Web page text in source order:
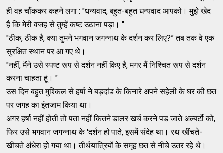
ही वह चौंककर कहने लगा : "धन्यवाद, बहुत-बहुत धन्यवाद आपको। मुझे खेद
है कि मेरी वजह से तुम्हें कष्ट उठाना पड़ा। "
"ठीक, ठीक है, क्या तुमने भगवान जगन्नाथ के दर्शन कर लिए?” तब तक वे एक
सुरक्षित स्थान पर आ गए थे।
"नहीं, मैंने उसे स्पष्ट रूप से दर्शन नहीं किए है, मगर मैं निश्चित रूप से दर्शन
करना चाहता हूं। "
उस दिन बहुत मुश्किल से हर्षा ने बड़दांड के किनारे अपने सहेली के घर की छत
पर जगह का इंतजाम किया था।
अगर हर्षा नहीं होती तो पता नहीं कितने डालर खर्च करने पड जाते अल्बर्टो को,
फिर उसे भगवान जगन्नाथ के 'दर्शन हो पाते, इसमें संदेह था। रथ खींचते-
खींचते अंधेरा हो गया था। तीर्थयात्रियों के समूह छत से नीचे उतर रहे थे।